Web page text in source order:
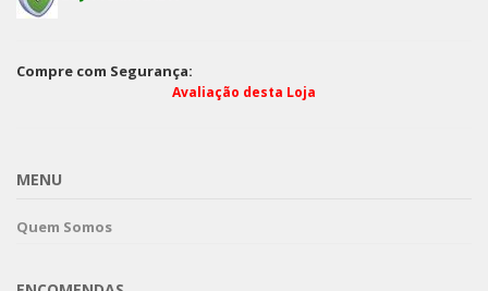
Compre com Segurança:
Avaliação desta Loja
MENU
Quem Somos